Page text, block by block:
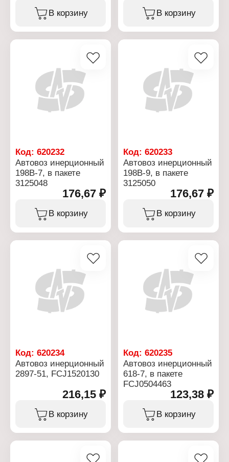
В корзину В корзину
Код: 620232
Автовоз инерционный
198В-7, в пакете
3125048
176,67 ₽
В корзину
Код:620233
Автовоз инерционный
198В-9, в пакете
3125050
176,67 ₽
В корзину
Код: 620234
Автовоз инерционный
2897-51, FCJ1520130
216,15 ₽
В корзину
Код:620235
Автовоз инерционный
618-7, в пакете
FCJ0504463
123,38 ₽
В корзину